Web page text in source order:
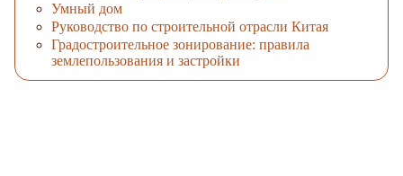
Умный дом
Руководство по строительной отрасли Китая
Градостроительное зонирование: правила
землепользования и застройки